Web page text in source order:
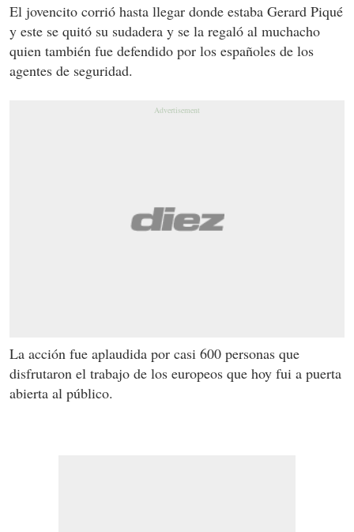
El jovencito corrió hasta llegar donde estaba Gerard Piqué
y este se quitó su sudadera y se la regaló al muchacho
quien también fue defendido por los españoles de los
agentes de seguridad.
La acción fue aplaudida por casi 600 personas que
disfrutaron el trabajo de los europeos que hoy fui a puerta
abierta al público.